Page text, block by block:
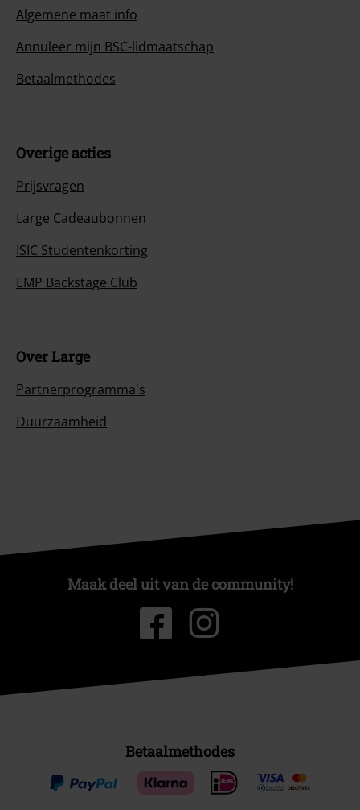
Algemene maat info
Annuleer mijn BSC-lidmaatschap
Betaalmethodes
Overige acties
Prijsvragen
Large Cadeaubonnen
ISIC Studentenkorting
EMP Backstage Club
Over Large
Partnerprogramma's
Duurzaamheid
Maak deel uit van de community!
Betaalmethodes